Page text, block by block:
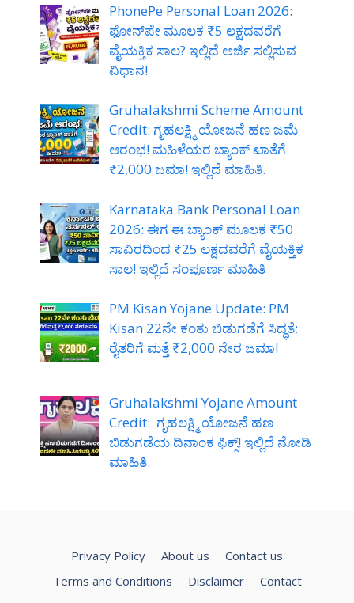
PhonePe Personal Loan 2026:
ಫೋನ್‌ಪೇ ಮೂಲಕ ₹5 ಲಕ್ಷದವರೆಗೆ
ವೈಯಕ್ತಿಕ ಸಾಲ? ಇಲ್ಲಿದೆ ಅರ್ಜಿ ಸಲ್ಲಿಸುವ
ವಿಧಾನ!
Gruhalakshmi Scheme Amount
Credit: ಗೃಹಲಕ್ಷ್ಮಿ ಯೋಜನೆ ಹಣ ಜಮೆ
ಆರಂಭ! ಮಹಿಳೆಯರ ಬ್ಯಾಂಕ್ ಖಾತೆಗೆ
₹2,000 ಜಮಾ! ಇಲ್ಲಿದೆ ಮಾಹಿತಿ.
Karnataka Bank Personal Loan
2026: ಈಗ ಈ ಬ್ಯಾಂಕ್ ಮೂಲಕ ₹50
ಸಾವಿರದಿಂದ ₹25 ಲಕ್ಷದವರೆಗೆ ವೈಯಕ್ತಿಕ
ಸಾಲ! ಇಲ್ಲಿದೆ ಸಂಪೂರ್ಣ ಮಾಹಿತಿ
PM Kisan Yojane Update: PM
Kisan 22ನೇ ಕಂತು ಬಿಡುಗಡೆಗೆ ಸಿದ್ಧತೆ:
ರೈತರಿಗೆ ಮತ್ತೆ ₹2,000 ನೇರ ಜಮಾ!
Gruhalakshmi Yojane Amount
Credit: ಗೃಹಲಕ್ಷ್ಮಿ ಯೋಜನೆ ಹಣ
ಬಿಡುಗಡೆಯ ದಿನಾಂಕ ಫಿಕ್ಸ್! ಇಲ್ಲಿದೆ ನೋಡಿ
ಮಾಹಿತಿ.
Privacy Policy About us
Contact us
Terms and Conditions
Disclaimer
Contact